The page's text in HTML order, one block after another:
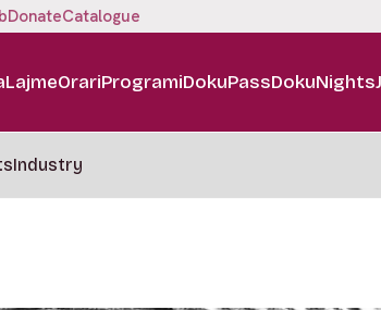
DonateCatalogue
LajmeOrariProgramiDokuPassDokuNights
Industry